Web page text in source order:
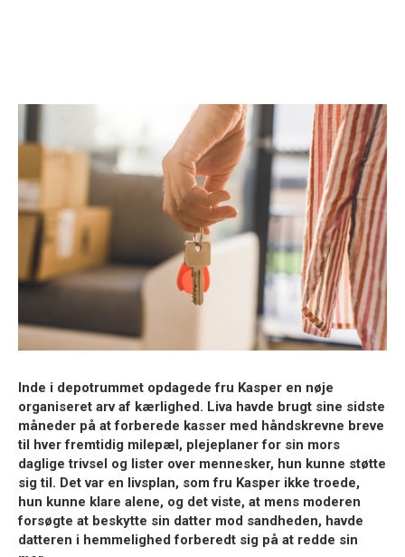
Inde i depotrummet opdagede fru Kasper en nøje
organiseret arv af kærlighed. Liva havde brugt sine sidste
måneder på at forberede kasser med håndskrevne breve
til hver fremtidig milepæl, plejeplaner for sin mors
daglige trivsel og lister over mennesker, hun kunne støtte
sig til. Det var en livsplan, som fru Kasper ikke troede,
hun kunne klare alene, og det viste, at mens moderen
forsøgte at beskytte sin datter mod sandheden, havde
datteren i hemmelighed forberedt sig på at redde sin